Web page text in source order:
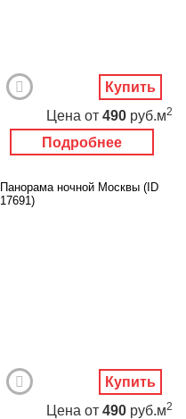
Подробнее
Цена от 490 руб.м2
Купить
Панорама ночной Москвы (ID
17691)
Цена от 490 руб.м2
Купить